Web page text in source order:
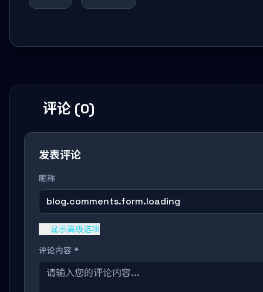
评论 (0)
发表评论
昵称
blog.comments.form.loading
显示高级选项
评论内容 *